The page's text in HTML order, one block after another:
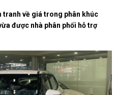
tranh về giá trong phân khúc
được nhà phân phối hỗ trợ